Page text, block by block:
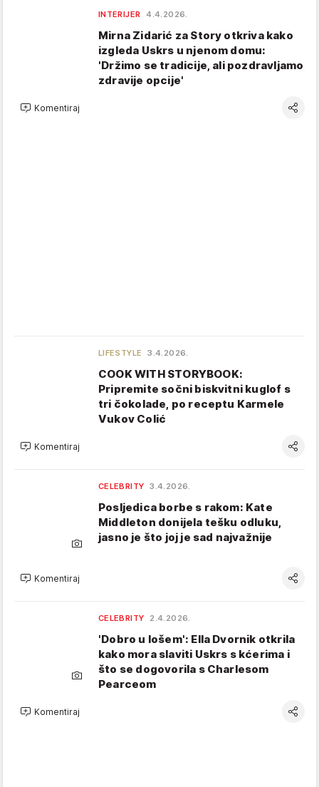
INTERIJER 4.4.2026.
Mirna Zidarić za Story otkriva kako
izgleda Uskrs u njenom domu:
'Držimo se tradicije, ali pozdravljamo
zdravije opcije'
Komentiraj
LIFESTYLE 3.4.2026.
COOK WITH STORYBOOK:
Pripremite sočni biskvitni kuglof s
tri čokolade, po receptu Karmele
Vukov Colić
Komentiraj
CELEBRITY 3.4.2026.
Posljedica borbe s rakom: Kate
Middleton donijela tešku odluku,
jasno je što joj je sad najvažnije
Komentiraj
CELEBRITY 2.4.2026.
'Dobro u lošem': Ella Dvornik otkrila
kako mora slaviti Uskrs s kćerima i
što se dogovorila s Charlesom
Pearceom
Komentiraj